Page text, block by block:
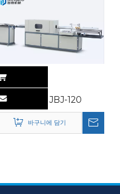
JBJ-120
바구니에 담기